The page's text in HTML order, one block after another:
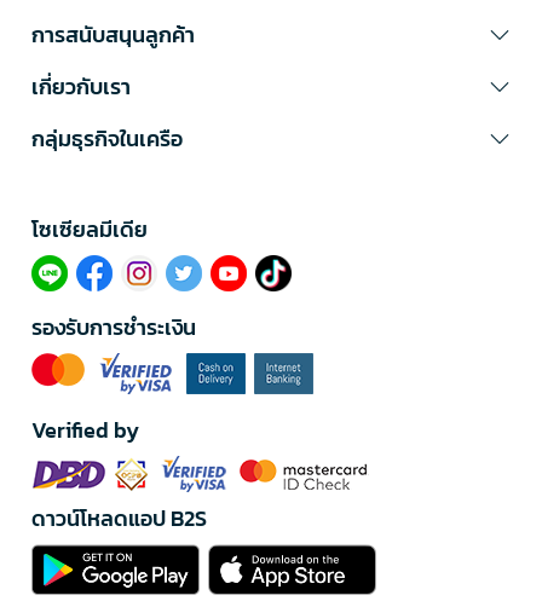
การสนับสนุนลูกค้า
เกี่ยวกับเรา
กลุ่มธุรกิจในเครือ
โซเซียลมีเดีย​
รองรับการชำระเงิน
Verified by
ดาวน์โหลดแอป B2S